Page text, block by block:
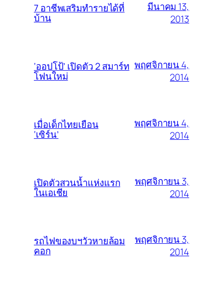
7 อาชีพเสริมทำรายได้ที่
บ้าน
มีนาคม 13,
2013
‘ออปโป้’ เปิดตัว 2 สมาร์ท
โฟนใหม่
พฤศจิกายน 4,
2014
เมื่อเด็กไทยเยือน
‘เซิร์น’
พฤศจิกายน 4,
2014
เปิดตัวสวนน้ำแห่งแรก
ในเอเชีย
พฤศจิกายน 3,
2014
รถไฟของบฯวัวหายล้อม
คอก
พฤศจิกายน 3,
2014